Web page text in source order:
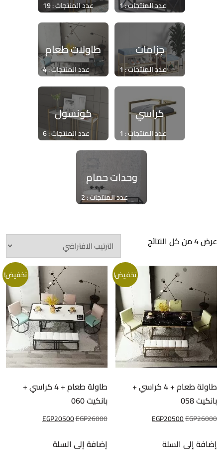
عدد المنتجات : 1 عدد المنتجات : 19
جزامات
عدد المنتجات : 1
طاولات طعام
عدد المنتجات : 4
كراسي
عدد المنتجات : 1
كونسول
عدد المنتجات : 6
وحدات حمام
عدد المنتجات : 2
عرض ⁦4⁩ من كل النتائج
تخفيض!
طاولة طعام + 4 كراسي +
بانكيت 058
EGP26000
السعر
هو:
EGP20500
إضافة إلى السلة
تخفيض!
طاولة طعام + 4 كراسي +
بانكيت 060
EGP26000
السعر
هو:
EGP20500
إضافة إلى السلة